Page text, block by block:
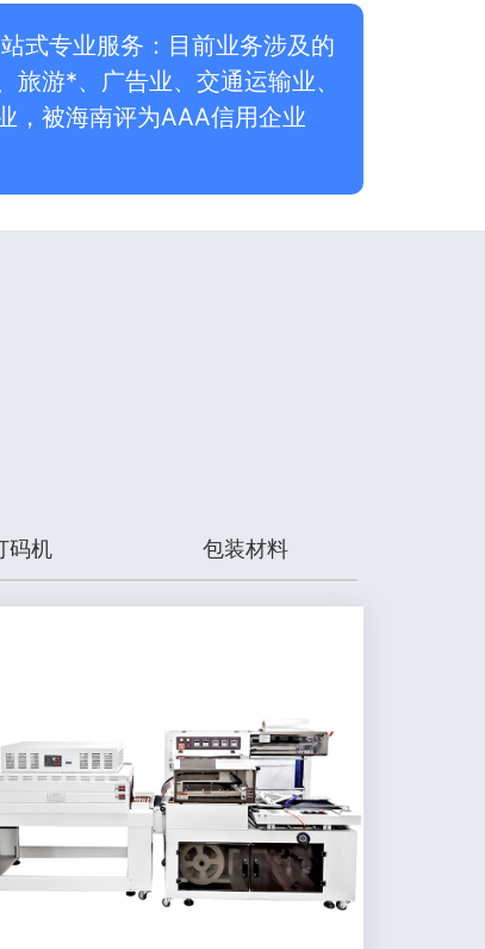
式专业服务：目前业务涉及的
游*、广告业、交通运输业、
，被海南评为AAA信用企业
码机 包装材料